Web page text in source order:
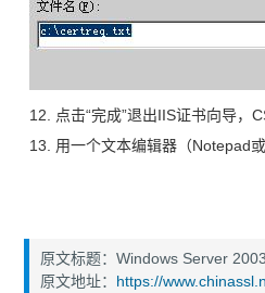
12. 点击“完成”退出IIS证书向导，
13. 用一个文本编辑器（Notepad
原文标题：Windows Server
原文地址： https://